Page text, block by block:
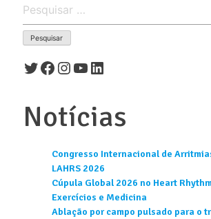
por:
Twitter
Facebook
Instagram
Youtube
LinkedIn
Notícias
Congresso Internacional de
LAHRS 2026
Cúpula Global 2026 no Heart
Exercícios e Medicina
Ablação por campo pulsado para o